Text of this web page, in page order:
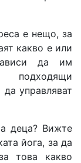
е нещо, за
какво е или
да им
управляват
деца? Вижте
йога, за да
това какво